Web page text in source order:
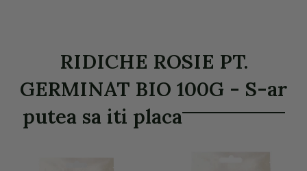
RIDICHE ROSIE PT.
GERMINAT BIO 100G - S-ar
putea sa iti placa